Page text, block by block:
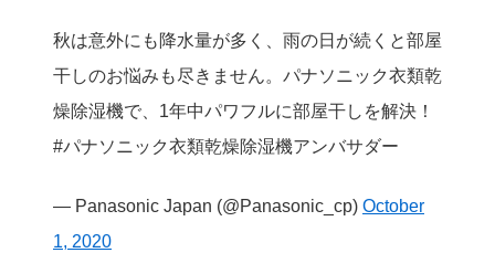
秋は意外にも降水量が多く、雨の日が続くと部屋
干しのお悩みも尽きません。パナソニック衣類乾
燥除湿機で、1年中パワフルに部屋干しを解決！
#パナソニック衣類乾燥除湿機アンバサダー
— Panasonic Japan (@Panasonic_cp) October
1, 2020